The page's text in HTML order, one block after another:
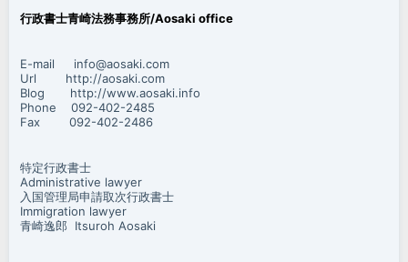
行政書士青崎法務事務所/Aosaki office
E-mail info@aosaki.com
Url http://aosaki.com
Blog http://www.aosaki.info
Phone 092-402-2485
Fax 092-402-2486
特定行政書士
Administrative lawyer
入国管理局申請取次行政書士
Immigration lawyer
青崎逸郎 Itsuroh Aosaki